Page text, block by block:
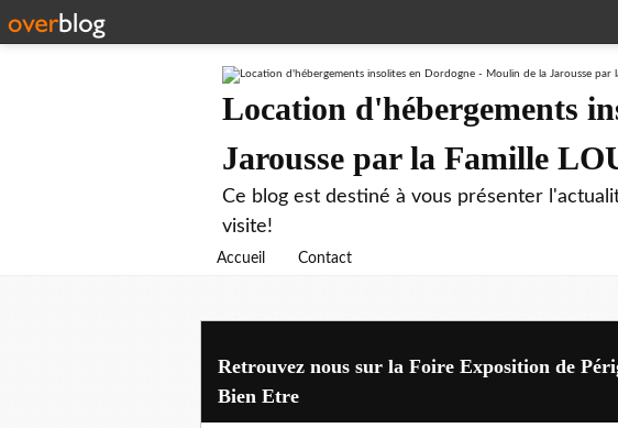
Location d'hébergements
Jarousse par la Famille
Ce blog est destiné à vous présenter
visite!
Accueil Contact
Retrouvez nous sur la Foire Exposition de
Bien Etre